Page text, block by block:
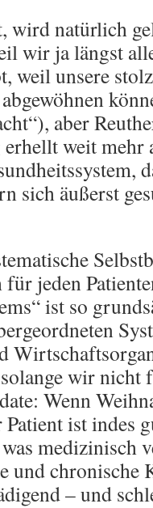
wird natürlich
wir ja längst
weil unsere
aber
weit mehr
sich äußerst
jeden
ist so
wir nicht
Wenn
ist indes
medizinisch
und chronische
– und